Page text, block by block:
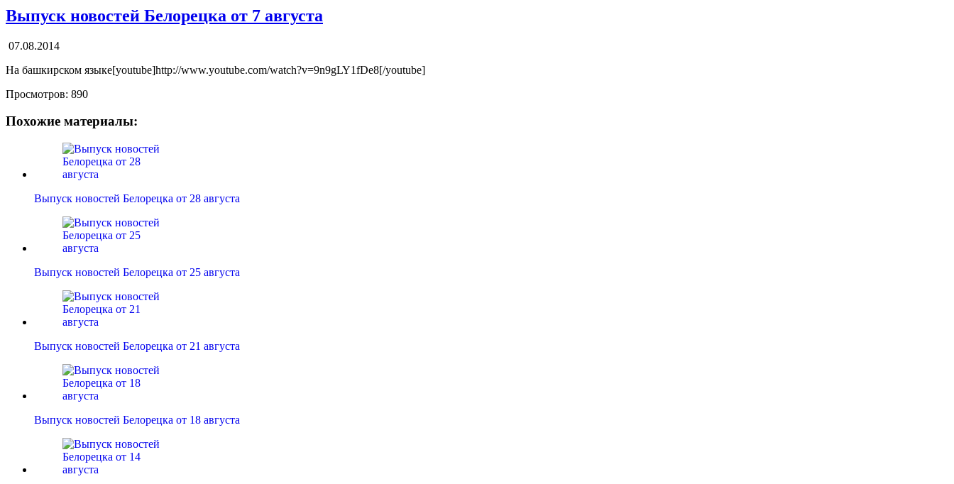
Выпуск новостей Белорецка от 7 августа
07.08.2014
На башкирском языке[youtube]http://www.youtube.com/watch?v=9n9gLY1fDe8[/youtube]
Просмотров: 890
Похожие материалы:
Выпуск новостей Белорецка от 28 августа
Выпуск новостей Белорецка от 25 августа
Выпуск новостей Белорецка от 21 августа
Выпуск новостей Белорецка от 18 августа